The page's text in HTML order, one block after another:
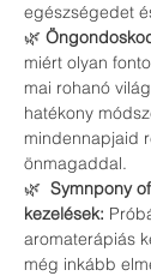
egészségedet
🌿
miért olyan
mai rohanó
hatékony
mindennapjaid
önmagaddal.
🌿 Symnpony
kezelések:
aromaterápiás
még inkább